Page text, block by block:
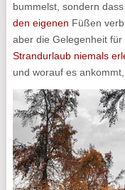
bummelst, sondern
den eigenen Füßen
aber die Gelegenheit
Strandurlaub niemals
und worauf es